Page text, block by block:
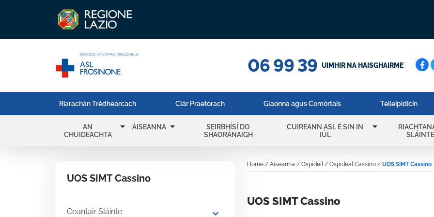
06 99 39 UIMHIR NA HAISGHAIRME
Riarachán Trédhearcach Clár Praetórach Glaonna agus Comórtais Teileipidicín
AN
CHUIDEACHTA
arrow_drop_down ÁISEANNA arrow_drop_down
SEIRBHÍSÍ DO
SHAORÁNAIGH
CUIREANN ASL É SIN IN
IÚL
arrow_drop_down
SLÁINTE
UOS SIMT Cassino
Ceantair Sláinte expand_more
Home / Áiseanna / Ospidéil/ Ospidéal Cassino / UOS SIMT Cassino
UOS SIMT Cassino